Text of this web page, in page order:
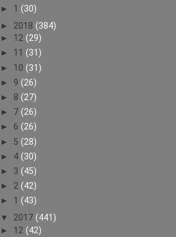
► 1 (30)
► 2018 (384)
► 12 (29)
► 11 (31)
► 10 (31)
► 9 (26)
► 8 (27)
► 7 (26)
► 6 (26)
► 5 (28)
► 4 (30)
► 3 (45)
► 2 (42)
► 1 (43)
▼ 2017 (441)
► 12 (42)